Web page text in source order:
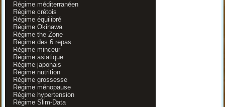
Régime méditerranéen
Régime crétois
Régime équilibré
Régime Okinawa
Régime the Zone
Régime des 6 repas
Régime minceur
Régime asiatique
Régime japonais
Régime nutrition
Régime grossesse
Régime ménopause
Régime hypertension
Régime Slim-Data